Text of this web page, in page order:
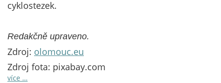
cyklostezek.
Redakčně upraveno.
Zdroj: olomouc.eu
Zdroj fota: pixabay.com
více …